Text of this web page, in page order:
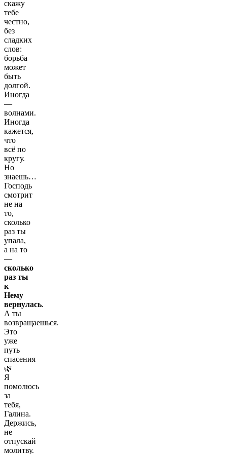
и не
отврати
лица
Твоего
от
меня,
грешной.
Яко
прах и
пепел
есмь,
страсти
мои
восстают
на
меня,
и ум
мой
омрачается,
и
сердце
мое
склоняется
ко
греху.
Но к
Тебе
Господи,
иного
прибежища
не
имам.
Очисти
меня
от
скверны
плотской
и
душевной,
укроти
бурю
помыслов
нечистых,
угаси
огонь
страстей,
разжигающийся
во
скажу
тебе
честно,
без
сладких
слов:
борьба
может
быть
долгой.
Иногда
—
волнами.
Иногда
кажется,
что
всё по
кругу.
Но
знаешь…
Господь
смотрит
не на
то,
сколько
раз ты
упала,
а на то
—
сколько
раз ты
к
Нему
вернулась.
А ты
возвращаешься.
Это
уже
путь
спасения
🌿
Я
помолюсь
за
тебя,
Галина.
Держись,
не
отпускай
молитву.